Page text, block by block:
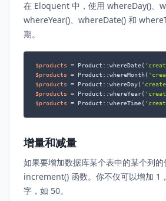
在 Eloquent 中，使用 whereDay()、
whereYear()、whereDate() 和
期。
$products = Product::whereDate(
$products = Product::whereMonth(
$products = Product::whereDay(
$products = Product::whereYear(
$products = Product::whereTime(
增量和减量
如果要增加数据库某个表中的某个列
increment() 函数。你不仅可以增加 1
字，如 50。